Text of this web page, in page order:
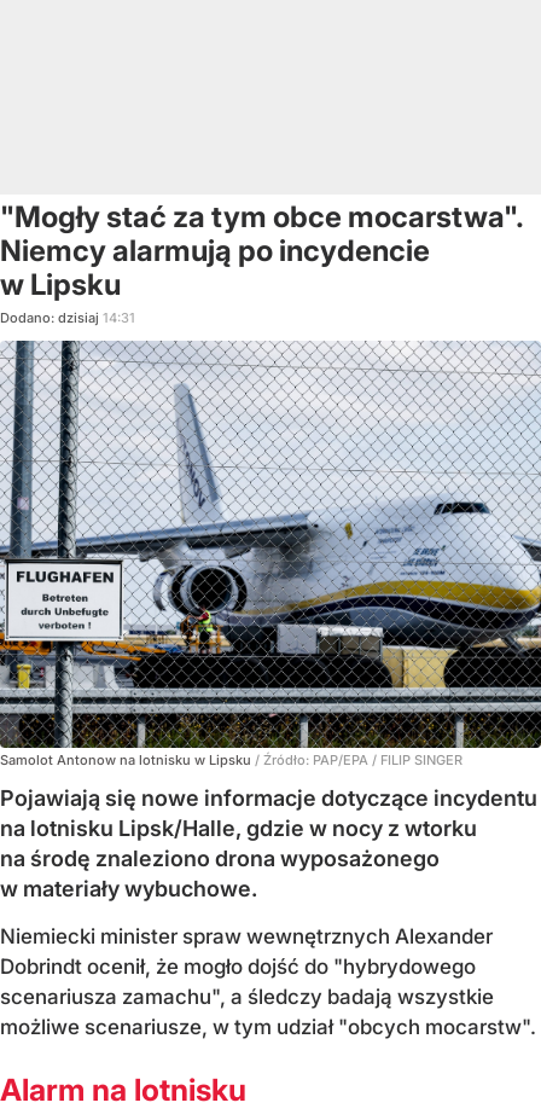
"Mogły stać za tym obce mocarstwa".
Niemcy alarmują po incydencie
w Lipsku
Dodano: dzisiaj 14:31
Samolot Antonow na lotnisku w Lipsku / Źródło: PAP/EPA / FILIP SINGER
Pojawiają się nowe informacje dotyczące incydentu
na lotnisku Lipsk/Halle, gdzie w nocy z wtorku
na środę znaleziono drona wyposażonego
w materiały wybuchowe.
Niemiecki minister spraw wewnętrznych Alexander
Dobrindt ocenił, że mogło dojść do "hybrydowego
scenariusza zamachu", a śledczy badają wszystkie
możliwe scenariusze, w tym udział "obcych mocarstw".
Alarm na lotnisku